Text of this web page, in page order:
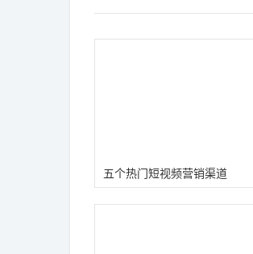
五个热门短视频营销渠道